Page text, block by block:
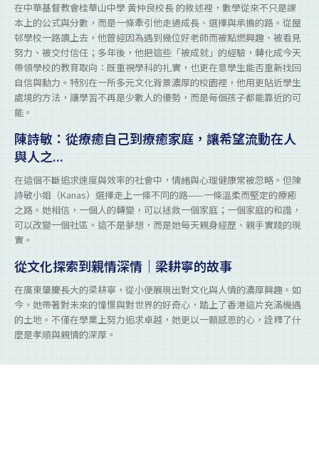
在中華基督教會桂華山中學 黃仲良校長 的敘述裡，數學從來不只是課
本上的公式與分數，而是一條牽引他走過成長、選擇與承擔的路。從屋
邨學校一路讀上去，他曾經因為遇到幾位好老師而被點燃興趣、被看見
努力、被交付信任；多年後，他把這些「被成就」的經驗，轉化成今天
帶領學校的教育取向：既重視學科的扎實，也更在意學生能否重新找回
自信與動力。特別在一所多元文化背景濃厚的校園裡，他用更貼近學生
處境的方法，讓學習不再是少數人的優勢，而是每個孩子都能靠近的可
能。
陳詩敏：從療癒自己到療癒家庭，讓希望流動在人
與人之...
在這個不斷追求速度與效率的社會中，情緒與心理健康常被忽略。但陳
詩敏小姐（Kanas）選擇走上一條不同的路——一條溫柔而堅定的療癒
之路。她相信，一個人的轉變，可以拯救一個家庭；一個家庭的和諧，
可以改變一個社區。這不是夢想，而是她每天親身經歷、親手實踐的現
實。
從文化探索到親情深情｜梁耕寧的故事
在廣東肇慶長大的梁耕寧，從小便展現出對文化與人情的濃厚興趣。如
今，她帶著對未來的憧憬與對世界的好奇心，踏上了香港這片充滿機遇
的土地。不僅在學業上努力追求卓越，她更以一顆感恩的心，詮釋了什
麼是孝順與親情的深厚。